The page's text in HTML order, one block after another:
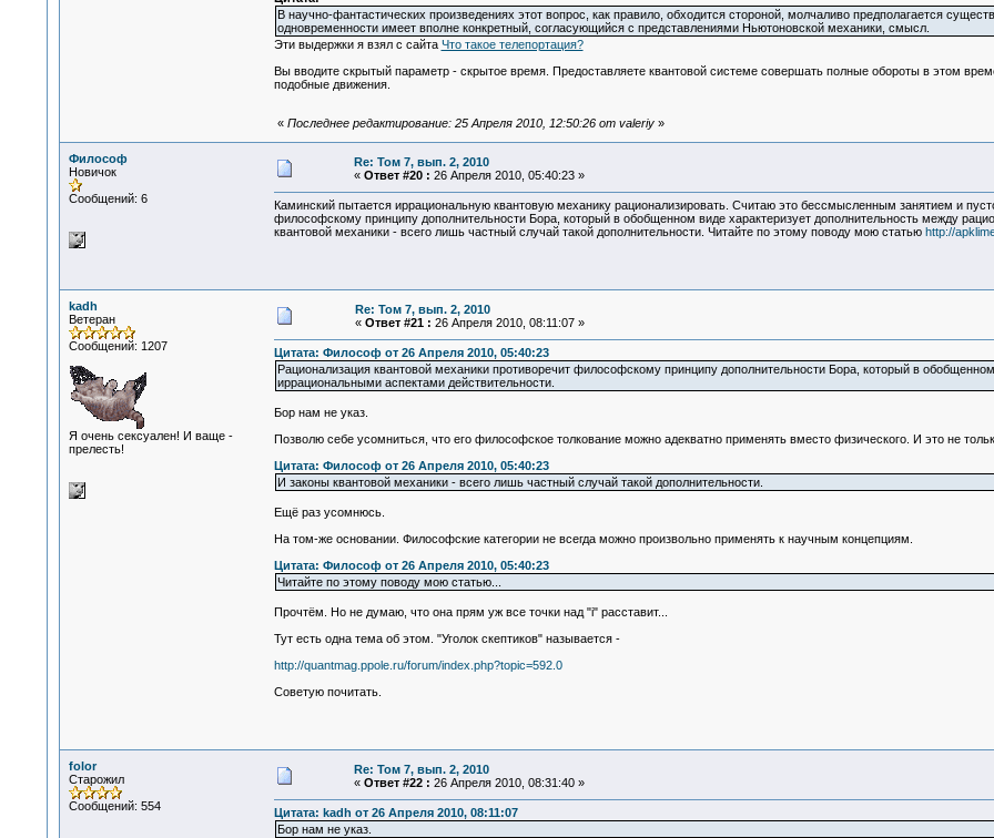
В научно-фантастических произведениях этот вопрос, как правило, обходится стороной, молчаливо предполагается
одновременности имеет вполне конкретный, согласующийся с представлениями Ньютоновской механики, смысл.
Эти выдержки я взял с сайта Что такое телепортация?
Вы вводите скрытый параметр - скрытое время. Предоставляете квантовой системе совершать полные обороты в этом
подобные движения.
« Последнее редактирование: 25 Апреля 2010, 12:50:26 от valeriy»
Философ
Новичок
Сообщений: 6
Re: Том 7, вып. 2, 2010
« Ответ #20 : 26 Апреля 2010, 05:40:23 »
Каминский пытается иррациональную квантовую механику рационализировать. Считаю это бессмысленным занятием и
философскому принципу дополнительности Бора, который в обобщенном виде характеризует дополнительность между
квантовой механики - всего лишь частный случай такой дополнительности. Читайте по этому поводу мою статью http://
kadh
Ветеран
Сообщений: 1207
Я очень сексуален! И ваще -
прелесть!
Re: Том 7, вып. 2, 2010
« Ответ #21 : 26 Апреля 2010, 08:11:07 »
Цитата: Философ от 26 Апреля 2010, 05:40:23
Рационализация квантовой механики противоречит философскому принципу дополнительности Бора, который в
иррациональными аспектами действительности.
Бор нам не указ.
Позволю себе усомниться, что его философское толкование можно адекватно применять вместо физического. И это не
Цитата: Философ от 26 Апреля 2010, 05:40:23
И законы квантовой механики - всего лишь частный случай такой дополнительности.
Ещё раз усомнюсь.
На том-же основании. Философские категории не всегда можно произвольно применять к научным концепциям.
Цитата: Философ от 26 Апреля 2010, 05:40:23
Читайте по этому поводу мою статью...
Прочтём. Но не думаю, что она прям уж все точки над "i" расставит...
Тут есть одна тема об этом. "Уголок скептиков" называется -
http://quantmag.ppole.ru/forum/index.php?topic=592.0
Советую почитать.
folor
Старожил
Сообщений: 554
Re: Том 7, вып. 2, 2010
« Ответ #22 : 26 Апреля 2010, 08:31:40 »
Цитата: kadh от 26 Апреля 2010, 08:11:07
Бор нам не указ.